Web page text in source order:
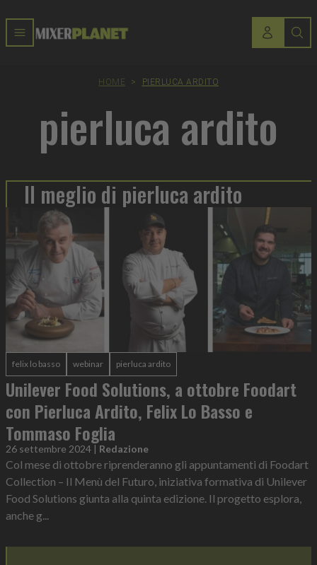
HOME > PIERLUCA ARDITO
pierluca ardito
Il meglio di pierluca ardito
felix lo basso webinar pierluca ardito
Unilever Food Solutions, a ottobre Foodart
con Pierluca Ardito, Felix Lo Basso e
Tommaso Foglia
26 settembre 2024 | Redazione
Col mese di ottobre riprenderanno gli appuntamenti di Foodart
Collection – Il Menù del Futuro, iniziativa formativa di Unilever
Food Solutions giunta alla quinta edizione. Il progetto esplora,
anche g...